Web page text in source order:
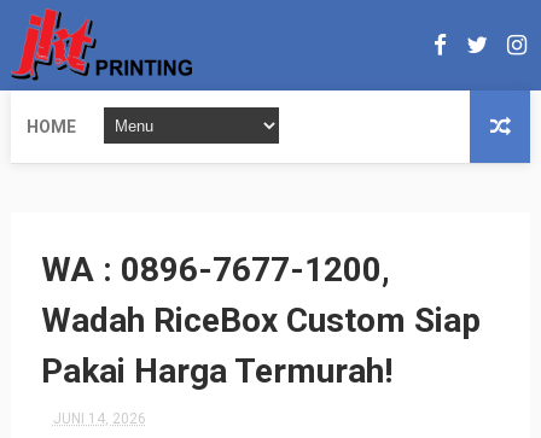
HOME
WA : 0896-7677-1200,
Wadah RiceBox Custom Siap
Pakai Harga Termurah!
JUNI 14, 2026